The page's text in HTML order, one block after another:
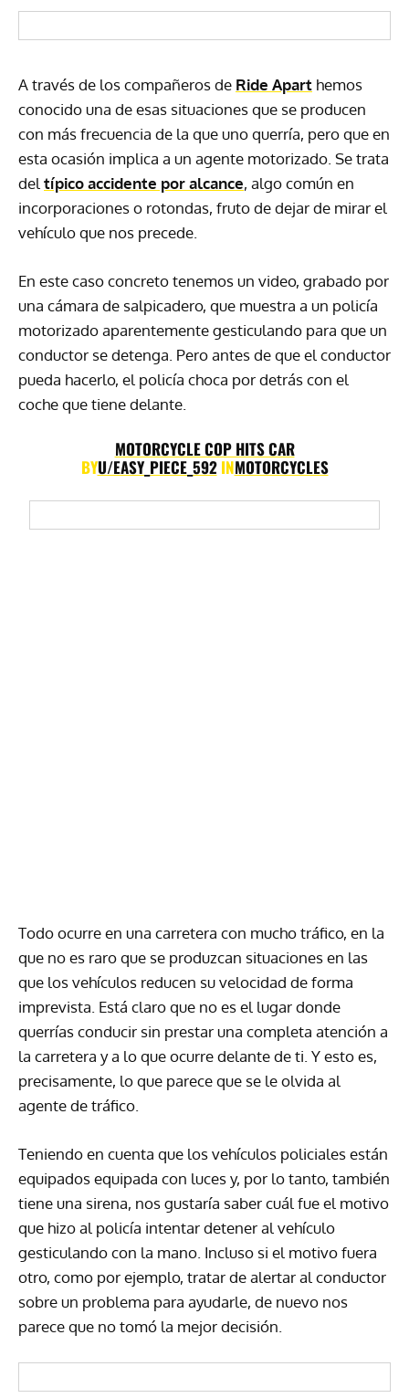
A través de los compañeros de Ride Apart hemos
conocido una de esas situaciones que se producen
con más frecuencia de la que uno querría, pero que en
esta ocasión implica a un agente motorizado. Se trata
deltípico accidente por alcance, algo común en
incorporaciones o rotondas, fruto de dejar de mirar el
vehículo que nos precede.
En este caso concreto tenemos un video, grabado por
una cámara de salpicadero, que muestra a un policía
motorizado aparentemente gesticulando para que un
conductor se detenga. Pero antes de que el conductor
pueda hacerlo, el policía choca por detrás con el
coche que tiene delante.
MOTORCYCLE COP HITS CAR
BYU/EASY_PIECE_592INMOTORCYCLES
Todo ocurre en una carretera con mucho tráfico, en la
que no es raro que se produzcan situaciones en las
que los vehículos reducen su velocidad de forma
imprevista. Está claro que no es el lugar donde
querrías conducir sin prestar una completa atención a
la carretera y a lo que ocurre delante de ti. Y esto es,
precisamente, lo que parece que se le olvida al
agente de tráfico.
Teniendo en cuenta que los vehículos policiales están
equipados equipada con luces y, por lo tanto, también
tiene una sirena, nos gustaría saber cuál fue el motivo
que hizo al policía intentar detener al vehículo
gesticulando con la mano. Incluso si el motivo fuera
otro, como por ejemplo, tratar de alertar al conductor
sobre un problema para ayudarle, de nuevo nos
parece que no tomó la mejor decisión.